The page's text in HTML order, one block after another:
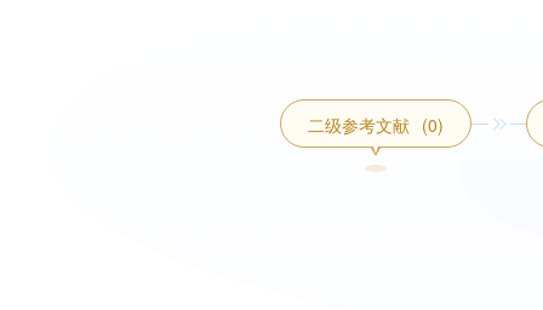
二级参考文献 (0)